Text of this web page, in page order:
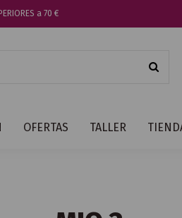
a 70 €
OFERTAS TALLER